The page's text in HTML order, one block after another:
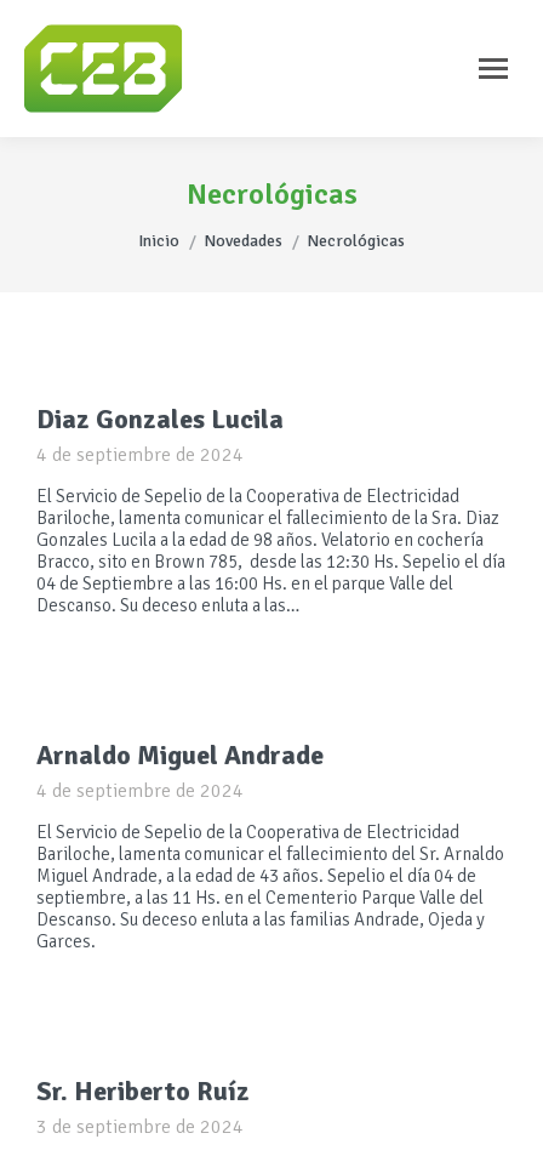
Necrológicas
Estás aquí:
Inicio Novedades Necrológicas
Diaz Gonzales Lucila
4 de septiembre de 2024
El Servicio de Sepelio de la Cooperativa de Electricidad
Bariloche, lamenta comunicar el fallecimiento de la Sra. Diaz
Gonzales Lucila a la edad de 98 años. Velatorio en cochería
Bracco, sito en Brown 785, desde las 12:30 Hs. Sepelio el día
04 de Septiembre a las 16:00 Hs. en el parque Valle del
Descanso. Su deceso enluta a las…
Arnaldo Miguel Andrade
4 de septiembre de 2024
El Servicio de Sepelio de la Cooperativa de Electricidad
Bariloche, lamenta comunicar el fallecimiento del Sr. Arnaldo
Miguel Andrade, a la edad de 43 años. Sepelio el día 04 de
septiembre, a las 11 Hs. en el Cementerio Parque Valle del
Descanso. Su deceso enluta a las familias Andrade, Ojeda y
Garces.
Sr. Heriberto Ruíz
3 de septiembre de 2024